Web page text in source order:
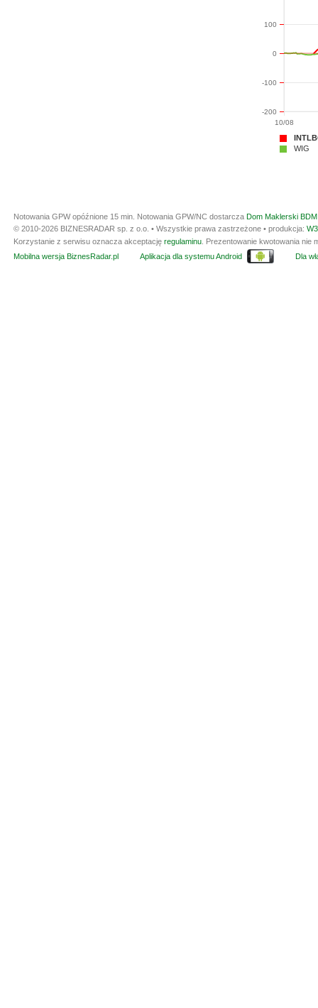
10/08
-200
-100
0
100
WIG
Notowania GPW opóźnione 15 min. Notowania GPW/NC dostarcza Dom Maklerski
© 2010-2026 BIZNESRADAR sp. z o.o. • Wszystkie prawa zastrzeżone • produkcja:
Korzystanie z serwisu oznacza akceptację regulaminu . Prezentowanie kwotowania
Mobilna wersja BiznesRadar.pl
Aplikacja dla systemu Android Dla